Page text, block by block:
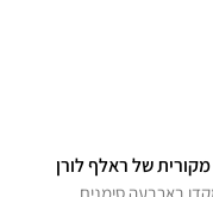
מקורית של ראלף לורן